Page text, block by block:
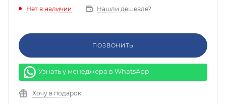
Нет в наличии Нашли дешевле?
ПОЗВОНИТЬ
Узнать у менеджера в WhatsApp
Хочу в подарок